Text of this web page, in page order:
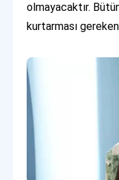
olmayacaktır.
kurtarması